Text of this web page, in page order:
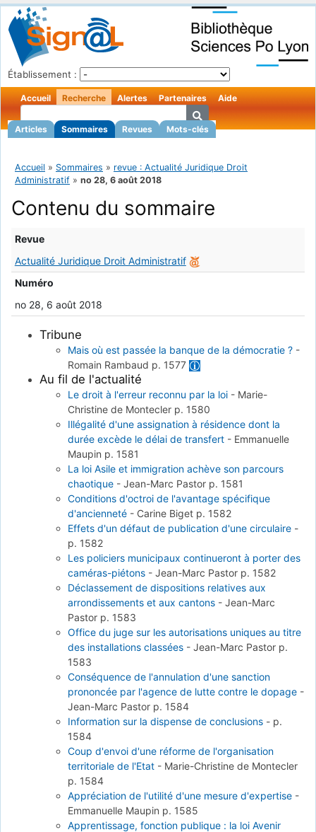
Établissement :
Accueil Recherche
Articles Sommaires Revues Mots-clés
Alertes Partenaires Aide
Accueil » Sommaires » revue : Actualité Juridique Droit
Administratif » no 28, 6 août 2018
Contenu du sommaire
Revue
Actualité Juridique Droit Administratif
Numéro
no 28, 6 août 2018
Tribune
Mais où est passée la banque de la démocratie ? -
Romain Rambaud p. 1577
Au fil de l'actualité
Le droit à l'erreur reconnu par la loi - Marie-
Christine de Montecler p. 1580
Illégalité d'une assignation à résidence dont la
durée excède le délai de transfert - Emmanuelle
Maupin p. 1581
La loi Asile et immigration achève son parcours
chaotique - Jean-Marc Pastor p. 1581
Conditions d'octroi de l'avantage spécifique
d'ancienneté - Carine Biget p. 1582
Effets d'un défaut de publication d'une circulaire -
p. 1582
Les policiers municipaux continueront à porter des
caméras-piétons - Jean-Marc Pastor p. 1582
Déclassement de dispositions relatives aux
arrondissements et aux cantons - Jean-Marc
Pastor p. 1583
Office du juge sur les autorisations uniques au titre
des installations classées - Jean-Marc Pastor p.
1583
Conséquence de l'annulation d'une sanction
prononcée par l'agence de lutte contre le dopage -
Jean-Marc Pastor p. 1584
Information sur la dispense de conclusions - p.
1584
Coup d'envoi d'une réforme de l'organisation
territoriale de l'Etat - Marie-Christine de Montecler
p. 1584
Appréciation de l'utilité d'une mesure d'expertise -
Emmanuelle Maupin p. 1585
Apprentissage, fonction publique : la loi Avenir